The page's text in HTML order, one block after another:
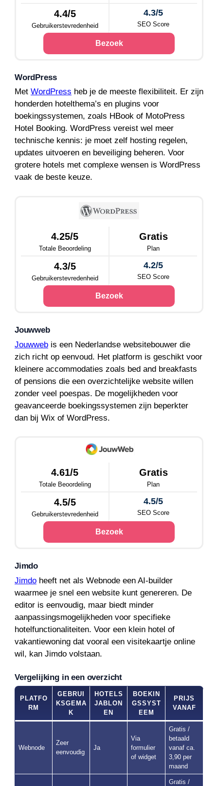
4.4/5
Gebruikerstevredenheid
4.3/5
SEO Score
Bezoek
WordPress
Met WordPress heb je de meeste flexibiliteit. Er zijn
honderden hotelthema’s en plugins voor
boekingssystemen, zoals HBook of MotoPress
Hotel Booking. WordPress vereist wel meer
technische kennis: je moet zelf hosting regelen,
updates uitvoeren en beveiliging beheren. Voor
grotere hotels met complexe wensen is WordPress
vaak de beste keuze.
4.25/5
Totale Beoordeling
Gratis
Plan
4.3/5
Gebruikerstevredenheid
4.2/5
SEO Score
Bezoek
Jouwweb
Jouwweb is een Nederlandse websitebouwer die
zich richt op eenvoud. Het platform is geschikt voor
kleinere accommodaties zoals bed and breakfasts
of pensions die een overzichtelijke website willen
zonder veel poespas. De mogelijkheden voor
geavanceerde boekingssystemen zijn beperkter
dan bij Wix of WordPress.
4.61/5
Totale Beoordeling
Gratis
Plan
4.5/5
Gebruikerstevredenheid
4.5/5
SEO Score
Bezoek
Jimdo
Jimdo heeft net als Webnode een AI-builder
waarmee je snel een website kunt genereren. De
editor is eenvoudig, maar biedt minder
aanpassingsmogelijkheden voor specifieke
hotelfunctionaliteiten. Voor een klein hotel of
vakantiewoning dat vooral een visitekaartje online
wil, kan Jimdo volstaan.
Vergelijking in een overzicht
PLATFO
RM
GEBRUI
KSGEMA
K
HOTELS
JABLON
EN
BOEKIN
GSSYST
EEM
PRIJS
VANAF
Webnode
Zeer
eenvoudig
Ja
Via
formulier
of widget
Gratis /
betaald
vanaf ca.
3,90 per
maand
Gratis /